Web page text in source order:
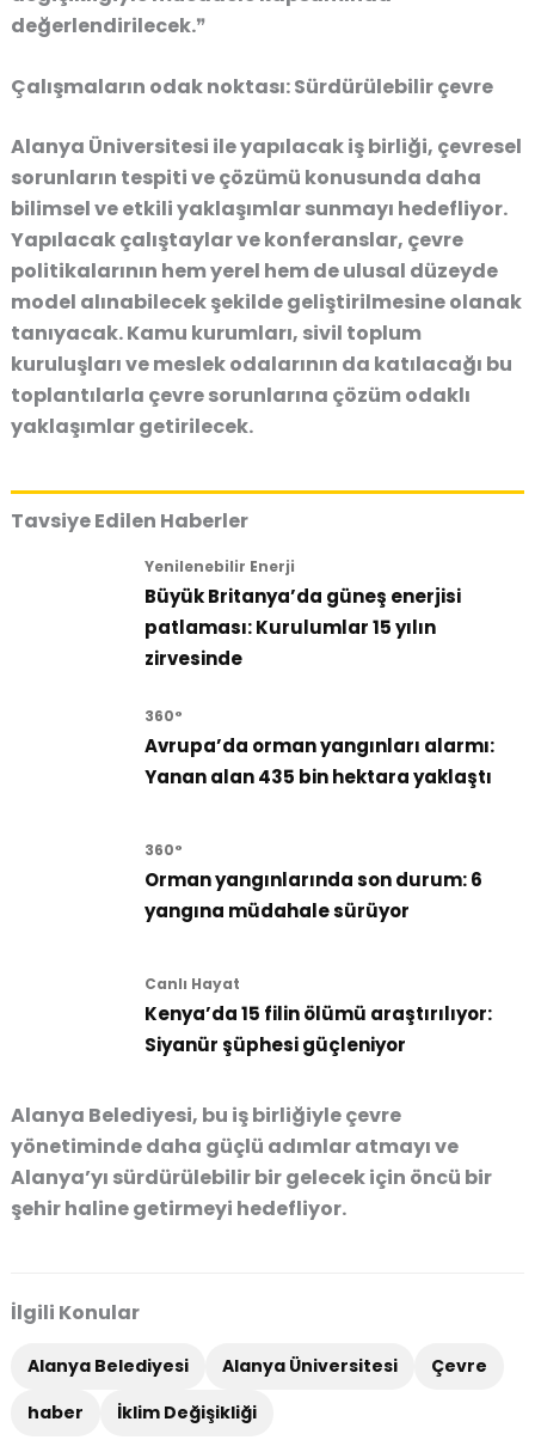
değerlendirilecek.❞
Çalışmaların odak noktası: Sürdürülebilir çevre
Alanya Üniversitesi ile yapılacak iş birliği, çevresel
sorunların tespiti ve çözümü konusunda daha
bilimsel ve etkili yaklaşımlar sunmayı hedefliyor.
Yapılacak çalıştaylar ve konferanslar, çevre
politikalarının hem yerel hem de ulusal düzeyde
model alınabilecek şekilde geliştirilmesine olanak
tanıyacak. Kamu kurumları, sivil toplum
kuruluşları ve meslek odalarının da katılacağı bu
toplantılarla çevre sorunlarına çözüm odaklı
yaklaşımlar getirilecek.
Tavsiye Edilen Haberler
Yenilenebilir Enerji
Büyük Britanya’da güneş enerjisi
patlaması: Kurulumlar 15 yılın
zirvesinde
360°
Avrupa’da orman yangınları alarmı:
Yanan alan 435 bin hektara yaklaştı
360°
Orman yangınlarında son durum: 6
yangına müdahale sürüyor
Canlı Hayat
Kenya’da 15 filin ölümü araştırılıyor:
Siyanür şüphesi güçleniyor
Alanya Belediyesi, bu iş birliğiyle çevre
yönetiminde daha güçlü adımlar atmayı ve
Alanya’yı sürdürülebilir bir gelecek için öncü bir
şehir haline getirmeyi hedefliyor.
İlgili Konular
Alanya Belediyesi Alanya Üniversitesi
Çevre
haber
İklim Değişikliği